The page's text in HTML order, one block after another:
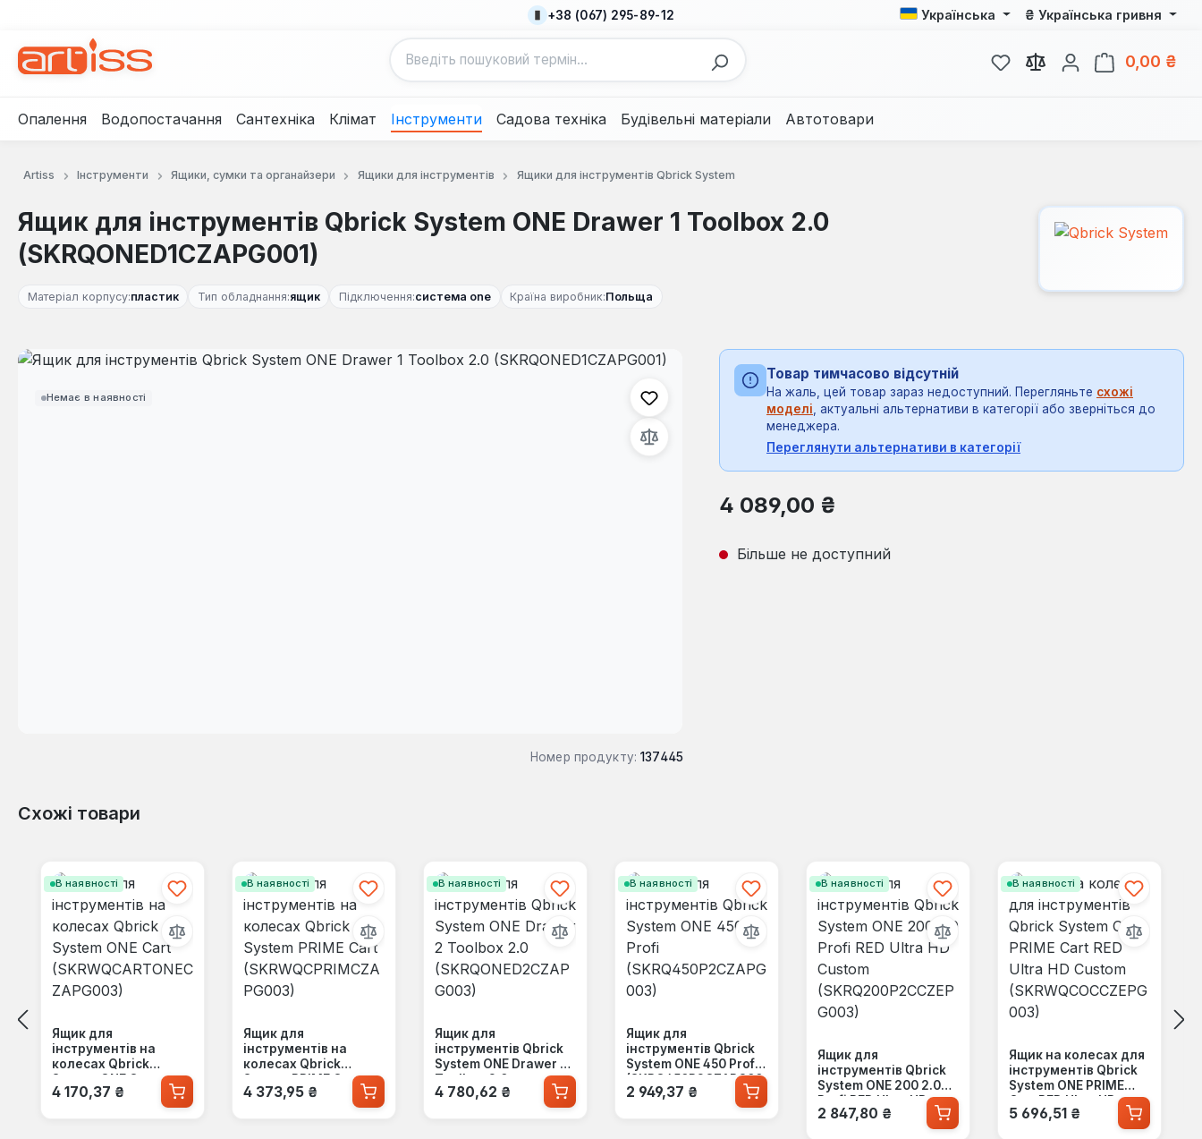
+38 (067) 295-89-12 Українська ₴ Українська гривня
У вас є 0 у списку бажань
0,00 ₴
Опалення Водопостачання Сантехніка Клімат Інструменти Садова техніка Будівельні матеріали Автотовари
Artiss Інструменти Ящики, сумки та органайзери Ящики для інструментів Ящики для інструментів Qbrick System
Ящик для інструментів Qbrick System ONE Drawer 1 Toolbox 2.0
(SKRQONED1CZAPG001)
Матеріал корпусу:пластик Тип обладнання:ящик Підключення:система one Країна виробник:Польща
Немає в наявності
Пропустити галерею зображень
Номер продукту: 137445
Товар тимчасово відсутній
На жаль, цей товар зараз недоступний. Перегляньте схожі
моделі , актуальні альтернативи в категорії або зверніться до
менеджера.
Переглянути альтернативи в категорії
Звичайна ціна:
4 089,00 ₴
Більше не доступний
Схожі товари
В наявності
Ящик для
інструментів на
колесах Qbrick
System ONE Cart
(SKRWQCARTONECZA
Звичайна ціна:
4 170,37 ₴
В наявності
Ящик для
інструментів на
колесах Qbrick
System PRIME Cart
(SKRWQCPRIMCZAPG
Звичайна ціна:
4 373,95 ₴
В наявності
Ящик для
інструментів Qbrick
System ONE Drawer 2
Toolbox 2.0
(SKRQONED2CZAPG00
Звичайна ціна:
4 780,62 ₴
В наявності
Ящик для
інструментів Qbrick
System ONE 450 Profi
(SKRQ450P2CZAPG00
3)
Звичайна ціна:
2 949,37 ₴
В наявності
Ящик для
інструментів Qbrick
System ONE 200 2.0
Profi RED Ultra HD
Custom
(SKRQ200P2CCZEPG0
Звичайна ціна:
2 847,80 ₴
В наявності
Ящик на колесах для
інструментів Qbrick
System ONE PRIME
Cart RED Ultra HD
Custom
(SKRWQCOCCZEPG00
Звичайна ціна:
5 696,51 ₴